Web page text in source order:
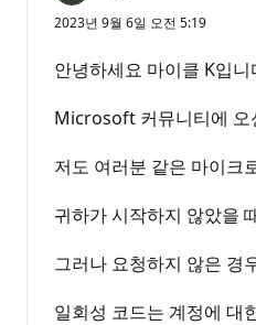
2023년 9월 6일 오전 5:19
안녕하세요 마이클 K입니
Microsoft 커뮤니티에 오
저도 여러분 같은 마이크
귀하가 시작하지 않았을
그러나 요청하지 않은 경
일회성 코드는 계정에 대